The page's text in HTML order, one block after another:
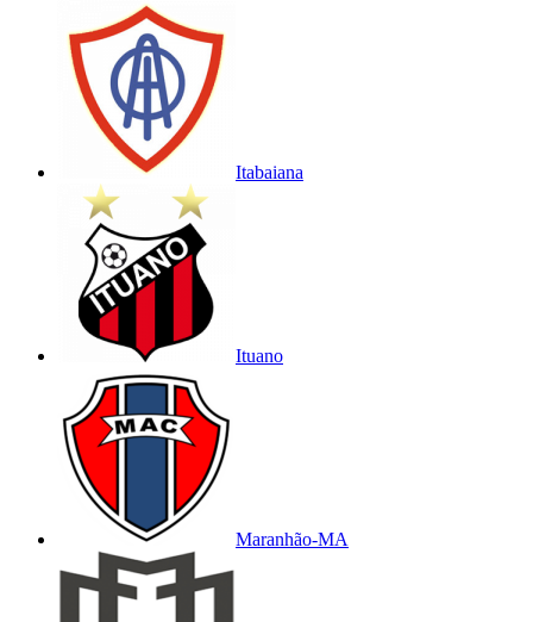
Itabaiana
Ituano
Maranhão-MA